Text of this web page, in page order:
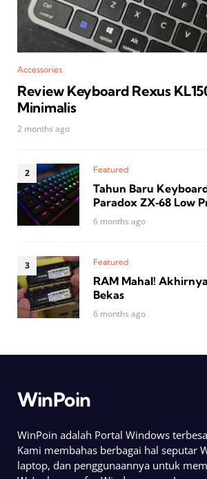
Accessories
Review Keyboard Rexus
Minimalis
2 months ago
Featured
Tahun Baru
Paradox ZX‑68 Low
6 months ago
Featured
RAM Mahal!
Bekas
6 months ago
WinPoin
WinPoin adalah Portal Windows
Kami membahas berbagai hal seputar
laptop, dan penggunaannya untuk